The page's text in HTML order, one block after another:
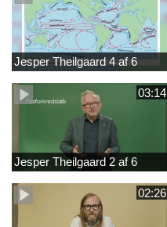
Jesper Theilgaard 4 af 6
03:14
Jesper Theilgaard 2 af 6
02:26